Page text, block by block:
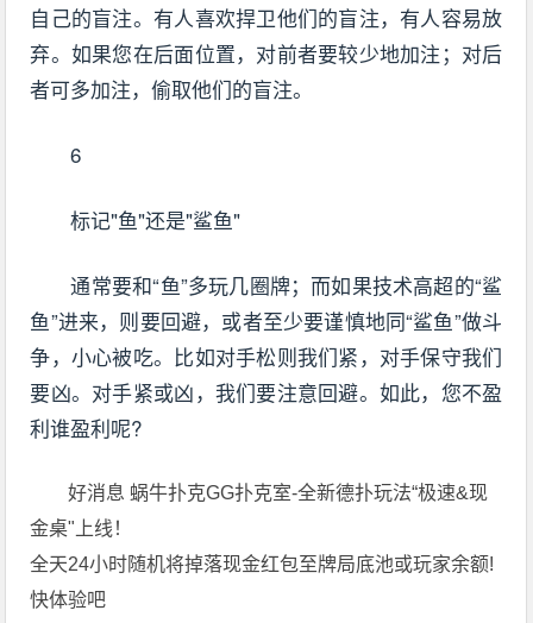
自己的盲注。有人喜欢捍卫他们的盲注，有人容易放
弃。如果您在后面位置，对前者要较少地加注；对后
者可多加注，偷取他们的盲注。
6
标记"鱼"还是"鲨鱼"
通常要和“鱼”多玩几圈牌；而如果技术高超的“鲨
鱼”进来，则要回避，或者至少要谨慎地同“鲨鱼”做斗
争，小心被吃。比如对手松则我们紧，对手保守我们
要凶。对手紧或凶，我们要注意回避。如此，您不盈
利谁盈利呢?
好消息 蜗牛扑克GG扑克室-全新德扑玩法“极速&现
金桌"上线！
全天24小时随机将掉落现金红包至牌局底池或玩家余额!
快体验吧